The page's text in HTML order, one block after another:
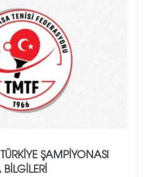
ŞAMPIYONASI